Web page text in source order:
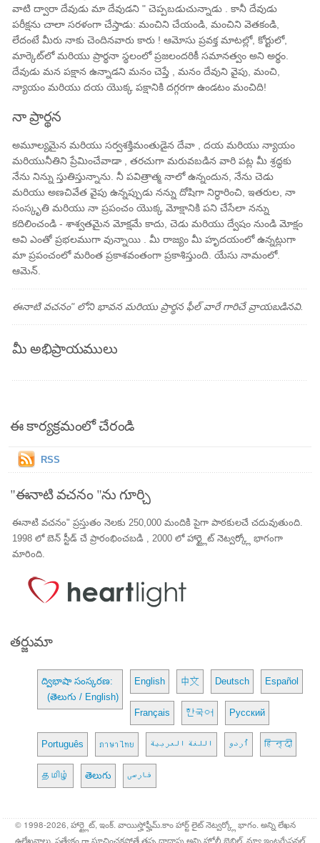
వాటి ద్వారా దేవుడు మా దేవుడని " చెప్పబడుచున్నాడు . కానీ దేవుడు
పరీక్షను చాలా సరళంగా చేస్తాడు: మంచిని చేయండి, మంచిని వెతకండి,
లేదంటే మీరు నాకు చెందినవారు కారు ! ఆమోసు ప్రవక్త మాటల్లో, కోర్టులో,
మార్కెట్‌లో మరియు ప్రార్థనా స్థలంలో ప్రజలందరికీ సమానత్వం అని అర్థం.
దేవుడు మన పక్షాన ఉన్నాడని మనం చెప్తే , మనం దేవుని వైపు, మంచి,
న్యాయం మరియు దయ యొక్క పక్షానికి దగ్గరగా ఉండటం మంచిది!
నా ప్రార్థన
అమూల్యమైన మరియు సర్వశక్తిమంతుడైన దేవా , దయ మరియు న్యాయం
మరియునీతిని ప్రేమించేవాడా , తరచుగా మరువబడిన వారి పట్ల మీ శ్రద్ధకు
నేను నిన్ను స్తుతిస్తున్నాను. నీ పవిత్రాత్మ నాలో ఉన్నందున, నేను చెడు
మరియు అణచివేత వైపు ఉన్నప్పుడు నన్ను దోషిగా నిర్ధారించి, ఇతరుల, నా
సంస్కృతి మరియు నా ప్రపంచం యొక్క మోక్షానికి పని చేసేలా నన్ను
కదిలించండి - శాశ్వతమైన మోక్షమే కాదు, చెడు మరియు ద్వేషం నుండి మోక్షం
అవి ఎంతో ప్రభలముగా వున్నాయి . మీ రాజ్యం మీ హృదయంలో ఉన్నట్లుగా
మా ప్రపంచంలో మరింత ప్రకాశవంతంగా ప్రకాశిస్తుంది. యేసు నామంలో.
ఆమెన్.
ఈనాటి వచనం" లోని భావన మరియు ప్రార్థన ఫీల్ వారే గారిచే వ్రాయబడినవి.
మీ అభిప్రాయములు
ఈ కార్యక్రమంలో చేరండి
RSS
"ఈనాటి వచనం "ను గూర్చి
ఈనాటి వచనం" ప్రస్తుతం నెలకు 250,000 మందికి పైగా పాఠకులచే చదువుతుంది.
1998 లో బెన్ స్టీడ్ చే ప్రారంభించబడి , 2000 లో హార్ట్లైట్ నెట్వర్క్లో భాగంగా
మారింది.
తర్జుమా
ద్విభాషా సంస్కరణ:
(తెలుగు / English)
English 中文 Deutsch Español
Français 한국어 Русский
Português ภาษาไทย اللغة العربية اُردو हिन्दी
தமிழ் తెలుగు فارسی
© 1998-2026, హార్ట్లైట్, ఇంక్. వాయిస్హోఫ్హీమ్.కాం హార్ట్ లైట్ నెట్వర్క్లో భాగం. అన్ని లేఖన
ఉల్లేఖనాలు, ప్రత్యేకం గా సూచించకపోతే తప్ప దాదాపు అన్ని హోలీ బైబిల్, న్యూ ఇంటర్నేషనల్